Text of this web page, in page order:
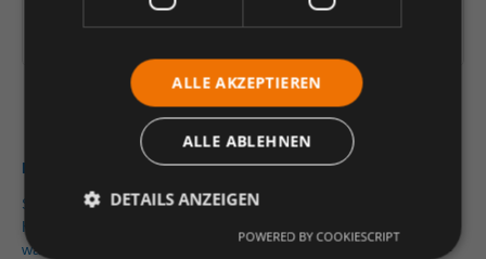
Artikelinformationen herunterladen
Beschreibung
Steitz Secura Z25600UW42P Einlage ORTHO-SOFT ESD
High 42 Fußformgerechte Einlegesohle mit individuell
wählbarer Unterstützun…
ALLE AKZEPTIEREN
ALLE ABLEHNEN
DETAILS ANZEIGEN
POWERED BY COOKIESCRIPT